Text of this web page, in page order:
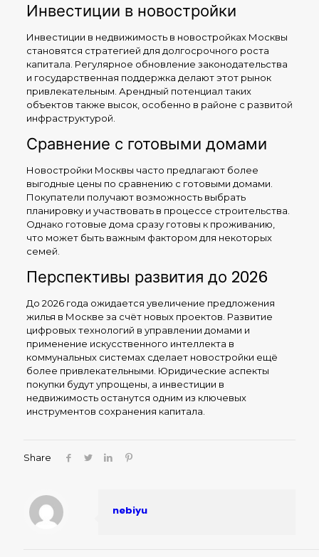
Инвестиции в новостройки
Инвестиции в недвижимость в новостройках Москвы
становятся стратегией для долгосрочного роста
капитала. Регулярное обновление законодательства
и государственная поддержка делают этот рынок
привлекательным. Арендный потенциал таких
объектов также высок, особенно в районе с развитой
инфраструктурой.
Сравнение с готовыми домами
Новостройки Москвы часто предлагают более
выгодные цены по сравнению с готовыми домами.
Покупатели получают возможность выбрать
планировку и участвовать в процессе строительства.
Однако готовые дома сразу готовы к проживанию,
что может быть важным фактором для некоторых
семей.
Перспективы развития до 2026
До 2026 года ожидается увеличение предложения
жилья в Москве за счёт новых проектов. Развитие
цифровых технологий в управлении домами и
применение искусственного интеллекта в
коммунальных системах сделает новостройки ещё
более привлекательными. Юридические аспекты
покупки будут упрощены, а инвестиции в
недвижимость останутся одним из ключевых
инструментов сохранения капитала.
Share
nebiyu